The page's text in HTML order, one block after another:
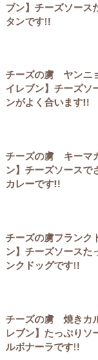
ブン】チーズソース
タンです!!
チーズの虜 ヤンニ
イレブン】チーズソ
ンがよく合います!!
チーズの虜 キーマ
ン】チーズソースで
カレーです!!
チーズの虜フランク
ン】チーズソースた
ンクドッグです!!
チーズの虜 焼きカ
レブン】たっぷりソ
ルボナーラです!!